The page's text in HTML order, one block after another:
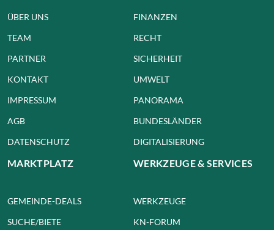
ÜBER UNS
TEAM
PARTNER
KONTAKT
IMPRESSUM
AGB
DATENSCHUTZ
FINANZEN
RECHT
SICHERHEIT
UMWELT
PANORAMA
BUNDESLÄNDER
DIGITALISIERUNG
MARKTPLATZ
GEMEINDE-DEALS
SUCHE/BIETE
WERKZEUGE & SERVICES
WERKZEUGE
KN-FORUM